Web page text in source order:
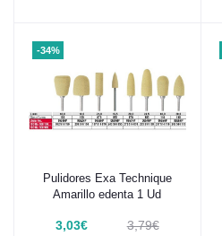
-34%
Añadir al carrito
Pulidores Exa Technique
Amarillo edenta 1 Ud
3,03€ 3,79€